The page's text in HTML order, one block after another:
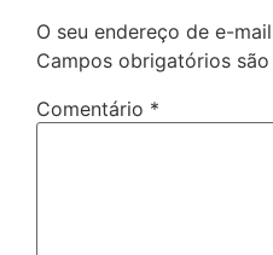
O seu endereço de e-
Campos obrigatórios
Comentário *